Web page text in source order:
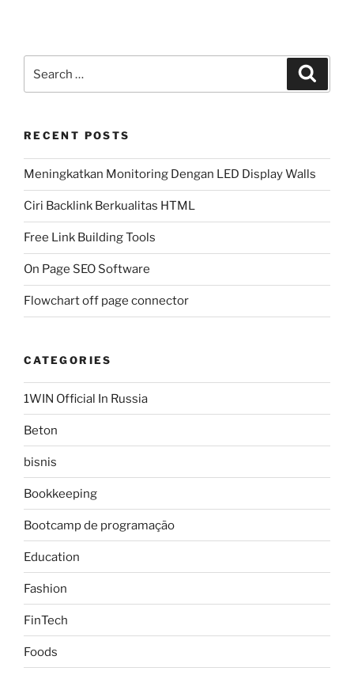
for:
RECENT POSTS
Meningkatkan Monitoring Dengan LED Display Walls
Ciri Backlink Berkualitas HTML
Free Link Building Tools
On Page SEO Software
Flowchart off page connector
CATEGORIES
1WIN Official In Russia
Beton
bisnis
Bookkeeping
Bootcamp de programação
Education
Fashion
FinTech
Foods